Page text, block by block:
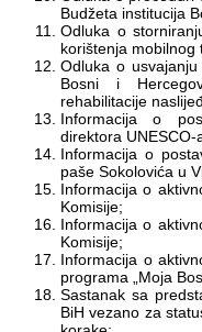
Budžeta institucija
Odluka o
korištenja mobilnog
Odluka o
Bosni i
rehabilitacije
Informacija o
direktora
Informacija o
paše Sokolovića u
Informacija o
Komisije;
Informacija o
Komisije;
Informacija o
programa „Moja
Sastanak sa
BiH vezano za